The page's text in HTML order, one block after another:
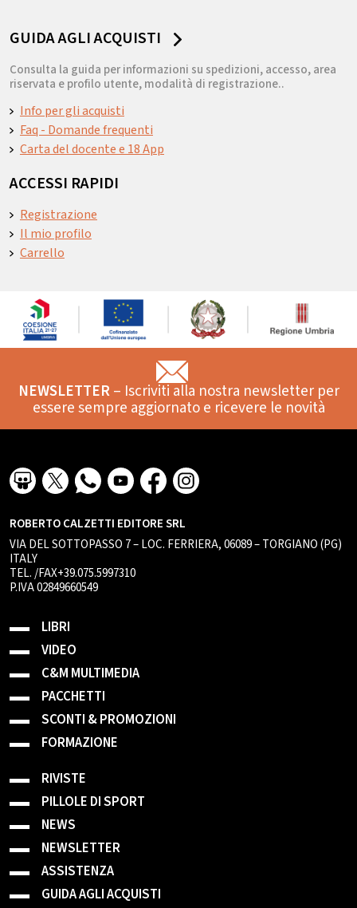
GUIDA AGLI ACQUISTI
Consulta la guida per informazioni su spedizioni, accesso, area
riservata e profilo utente, modalità di registrazione..
Info per gli acquisti
Faq - Domande frequenti
Carta del docente e 18 App
ACCESSI RAPIDI
Registrazione
Il mio profilo
Carrello
NEWSLETTER– Iscriviti alla nostra newsletter per
essere sempre aggiornato e ricevere le novità
ROBERTO CALZETTI EDITORE SRL
VIA DEL SOTTOPASSO 7 – LOC. FERRIERA, 06089 – TORGIANO (PG)
ITALY
TEL. /FAX+39.075.5997310
P.IVA 02849660549
LIBRI
VIDEO
C&M MULTIMEDIA
PACCHETTI
SCONTI & PROMOZIONI
FORMAZIONE
RIVISTE
PILLOLE DI SPORT
NEWS
NEWSLETTER
ASSISTENZA
GUIDA AGLI ACQUISTI